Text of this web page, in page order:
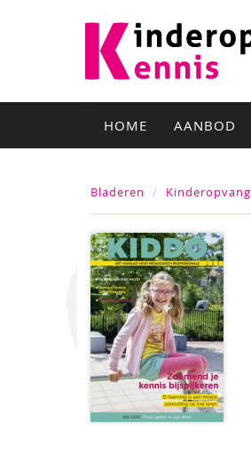
HOME AANBOD
Bladeren Kinderopvang